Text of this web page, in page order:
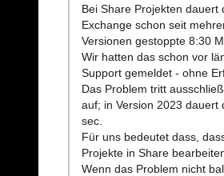
Bei Share Projekten dauert
Exchange schon seit
Versionen gestoppte 8:30
Wir hatten das schon vor
Support gemeldet - ohne
Das Problem tritt
auf; in Version 2023 dauert
sec.
Für uns bedeutet dass,
Projekte in Share
Wenn das Problem nicht